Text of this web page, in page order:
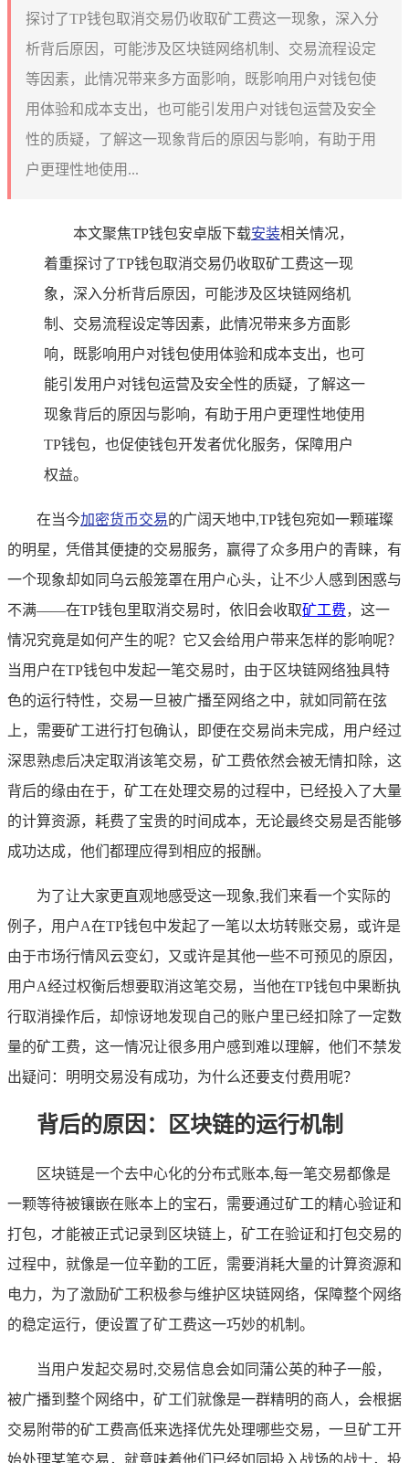
探讨了TP钱包取消交易仍收取矿工费这一现象，深入分
析背后原因，可能涉及区块链网络机制、交易流程设定
等因素，此情况带来多方面影响，既影响用户对钱包使
用体验和成本支出，也可能引发用户对钱包运营及安全
性的质疑，了解这一现象背后的原因与影响，有助于用
户更理性地使用...
本文聚焦TP钱包安卓版下载安装相关情况，
着重探讨了TP钱包取消交易仍收取矿工费这一现
象，深入分析背后原因，可能涉及区块链网络机
制、交易流程设定等因素，此情况带来多方面影
响，既影响用户对钱包使用体验和成本支出，也可
能引发用户对钱包运营及安全性的质疑，了解这一
现象背后的原因与影响，有助于用户更理性地使用
TP钱包，也促使钱包开发者优化服务，保障用户
权益。
在当今加密货币交易的广阔天地中,TP钱包宛如一颗璀璨
的明星，凭借其便捷的交易服务，赢得了众多用户的青睐，有
一个现象却如同乌云般笼罩在用户心头，让不少人感到困惑与
不满——在TP钱包里取消交易时，依旧会收取矿工费，这一
情况究竟是如何产生的呢？它又会给用户带来怎样的影响呢？
当用户在TP钱包中发起一笔交易时，由于区块链网络独具特
色的运行特性，交易一旦被广播至网络之中，就如同箭在弦
上，需要矿工进行打包确认，即便在交易尚未完成，用户经过
深思熟虑后决定取消该笔交易，矿工费依然会被无情扣除，这
背后的缘由在于，矿工在处理交易的过程中，已经投入了大量
的计算资源，耗费了宝贵的时间成本，无论最终交易是否能够
成功达成，他们都理应得到相应的报酬。
为了让大家更直观地感受这一现象,我们来看一个实际的
例子，用户A在TP钱包中发起了一笔以太坊转账交易，或许是
由于市场行情风云变幻，又或许是其他一些不可预见的原因，
用户A经过权衡后想要取消这笔交易，当他在TP钱包中果断执
行取消操作后，却惊讶地发现自己的账户里已经扣除了一定数
量的矿工费，这一情况让很多用户感到难以理解，他们不禁发
出疑问：明明交易没有成功，为什么还要支付费用呢？
背后的原因：区块链的运行机制
区块链是一个去中心化的分布式账本,每一笔交易都像是
一颗等待被镶嵌在账本上的宝石，需要通过矿工的精心验证和
打包，才能被正式记录到区块链上，矿工在验证和打包交易的
过程中，就像是一位辛勤的工匠，需要消耗大量的计算资源和
电力，为了激励矿工积极参与维护区块链网络，保障整个网络
的稳定运行，便设置了矿工费这一巧妙的机制。
当用户发起交易时,交易信息会如同蒲公英的种子一般，
被广播到整个网络中，矿工们就像是一群精明的商人，会根据
交易附带的矿工费高低来选择优先处理哪些交易，一旦矿工开
始处理某笔交易，就意味着他们已经如同投入战场的战士，投